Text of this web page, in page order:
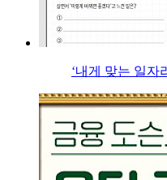
‘내게 맞는 일자